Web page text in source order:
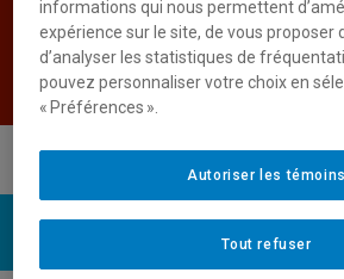
Les bases de données
indisponibles pour le
réessayer plus tard.
Retour
UQAM
informations qui nous permettent
expérience sur le site, de vous proposer
d’analyser les statistiques de
pouvez personnaliser votre choix en
« Préférences ».
Tout refuser
Autoriser les témoins